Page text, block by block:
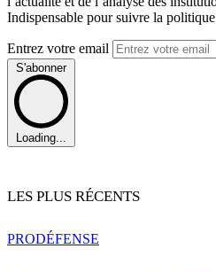
Indispensable pour suivre la
Entrez votre email
S'abonner
Loading...
LES PLUS RÉCENTS
PRODÉFENSE